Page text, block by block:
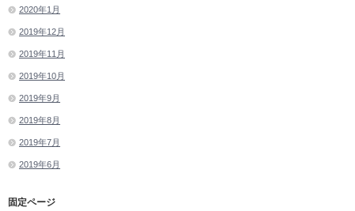
2020年1月
2019年12月
2019年11月
2019年10月
2019年9月
2019年8月
2019年7月
2019年6月
固定ページ